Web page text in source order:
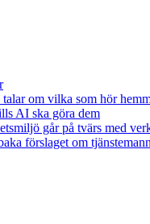
om vilka som hör
AI ska göra dem
går på tvärs med
förslaget om